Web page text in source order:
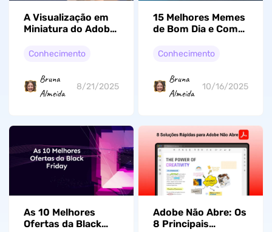
A Visualização em
Miniatura do Adobe
O Que Fazer?
Conhecimento
Bruna
Almeida
8/21/2025
15 Melhores Memes
de Bom Dia e Como
Próprios
Conhecimento
Bruna
Almeida
10/16/2025
As 10 Melhores
Ofertas da Black
Adobe Não Abre: Os
8 Principais